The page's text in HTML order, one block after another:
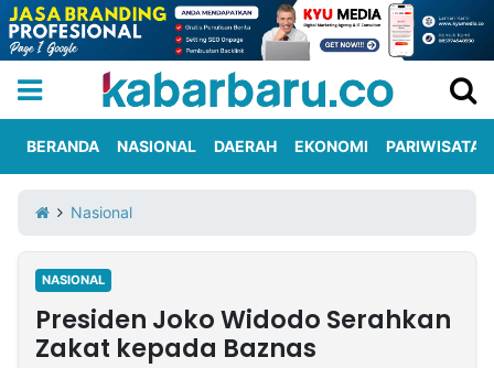
Iklan
Berita
Kami
Nasional
International
Olahraga
Entertainment
Daerah
Pariwisata
Kuliner
Kolom
BERANDA NASIONAL DAERAH EKONOMI PARIWISATA
Nasional
NASIONAL
Presiden Joko Widodo Serahkan
Zakat kepada Baznas